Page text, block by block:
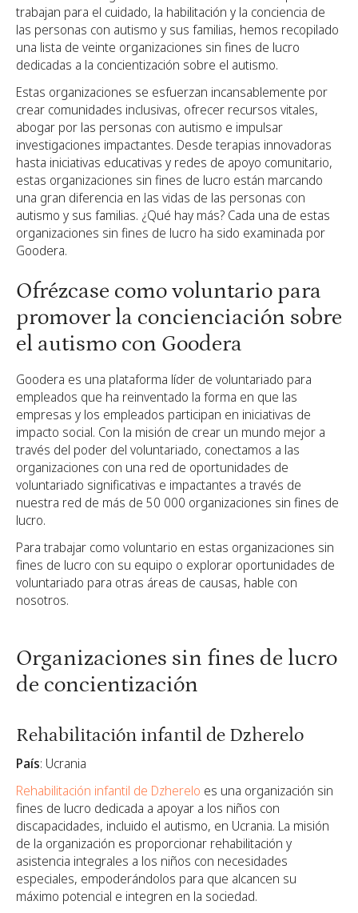
trabajan para el cuidado, la habilitación y la conciencia de
las personas con autismo y sus familias, hemos recopilado
una lista de veinte organizaciones sin fines de lucro
dedicadas a la concientización sobre el autismo.
Estas organizaciones se esfuerzan incansablemente por
crear comunidades inclusivas, ofrecer recursos vitales,
abogar por las personas con autismo e impulsar
investigaciones impactantes. Desde terapias innovadoras
hasta iniciativas educativas y redes de apoyo comunitario,
estas organizaciones sin fines de lucro están marcando
una gran diferencia en las vidas de las personas con
autismo y sus familias. ¿Qué hay más? Cada una de estas
organizaciones sin fines de lucro ha sido examinada por
Goodera.
Ofrézcase como voluntario para
promover la concienciación sobre
el autismo con Goodera
Goodera es una plataforma líder de voluntariado para
empleados que ha reinventado la forma en que las
empresas y los empleados participan en iniciativas de
impacto social. Con la misión de crear un mundo mejor a
través del poder del voluntariado, conectamos a las
organizaciones con una red de oportunidades de
voluntariado significativas e impactantes a través de
nuestra red de más de 50 000 organizaciones sin fines de
lucro.
Para trabajar como voluntario en estas organizaciones sin
fines de lucro con su equipo o explorar oportunidades de
voluntariado para otras áreas de causas, hable con
nosotros.
Organizaciones sin fines de lucro
de concientización
Rehabilitación infantil de Dzherelo
País: Ucrania
Rehabilitación infantil de Dzherelo es una organización sin
fines de lucro dedicada a apoyar a los niños con
discapacidades, incluido el autismo, en Ucrania. La misión
de la organización es proporcionar rehabilitación y
asistencia integrales a los niños con necesidades
especiales, empoderándolos para que alcancen su
máximo potencial e integren en la sociedad.